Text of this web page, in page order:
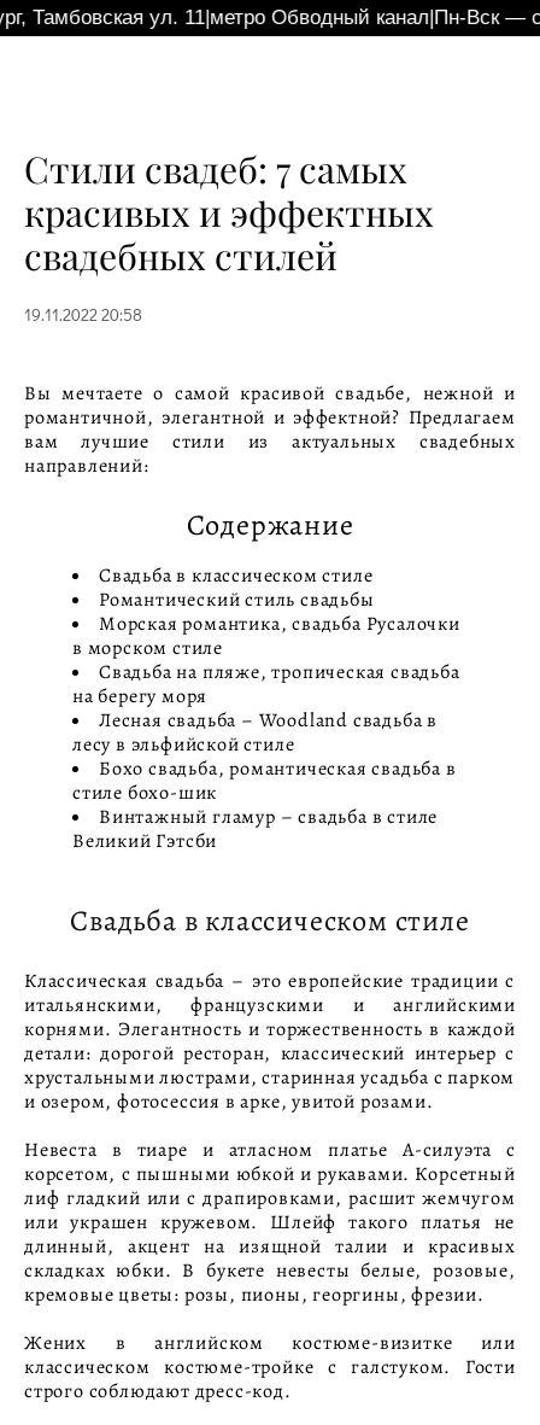
ул. 11|метро Обводный канал|Пн-Вск — с
19.11.2022 20:58
Стили свадеб: 7 самых
красивых и эффектных
свадебных стилей
Вы мечтаете о самой красивой свадьбе, нежной и
романтичной, элегантной и эффектной? Предлагаем
вам лучшие стили из актуальных свадебных
направлений:
Содержание
Свадьба в классическом стиле
Романтический стиль свадьбы
Морская романтика, свадьба Русалочки
в морском стиле
Свадьба на пляже, тропическая свадьба
на берегу моря
Лесная свадьба – Woodland свадьба в
лесу в эльфийской стиле
Бохо свадьба, романтическая свадьба в
стиле бохо-шик
Винтажный гламур – свадьба в стиле
Великий Гэтсби
Свадьба в классическом стиле
Классическая свадьба – это европейские традиции с
итальянскими, французскими и английскими
корнями. Элегантность и торжественность в каждой
детали: дорогой ресторан, классический интерьер с
хрустальными люстрами, старинная усадьба с парком
и озером, фотосессия в арке, увитой розами.
Невеста в тиаре и атласном платье А-силуэта с
корсетом, с пышными юбкой и рукавами. Корсетный
лиф гладкий или с драпировками, расшит жемчугом
или украшен кружевом. Шлейф такого платья не
длинный, акцент на изящной талии и красивых
складках юбки. В букете невесты белые, розовые,
кремовые цветы: розы, пионы, георгины, фрезии.
Жених в английском костюме-визитке или
классическом костюме-тройке с галстуком. Гости
строго соблюдают дресс-код.